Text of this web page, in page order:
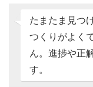
たまたま見つ
つくりがよく
ん。進捗や正
す。